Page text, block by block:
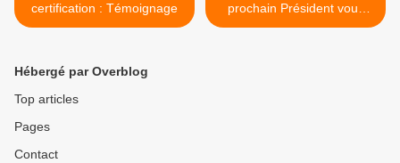
certification : Témoignage
prochain Président vous
soutien >
Hébergé par Overblog
Top articles
Pages
Contact